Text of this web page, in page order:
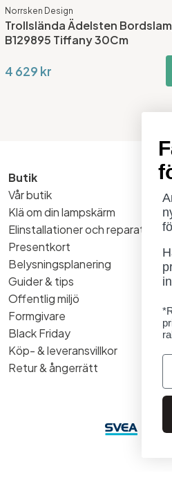
Norrsken Design
Trollslända Ädelsten
B129895 Tiffany 30Cm
4 629 kr
Butik
Vår butik
Klä om din lampskärm
Elinstallationer och reparationer
Presentkort
Belysningsplanering
Guider & tips
Offentlig miljö
Formgivare
Black Friday
Köp- & leveransvillkor
Retur & ångerrätt